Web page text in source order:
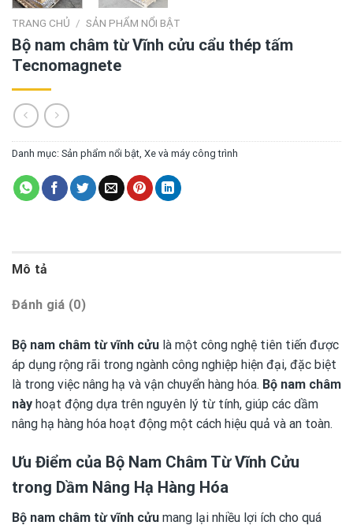
TRANG CHỦ / SẢN PHẨM NỔI BẬT
Bộ nam châm từ Vĩnh cửu cẩu thép tấm
Tecnomagnete
Danh mục: Sản phẩm nổi bật Xe và máy công trình
Mô tả
Đánh giá (0)
Bộ nam châm từ vĩnh cửu là một công nghệ tiên tiến được
áp dụng rộng rãi trong ngành công nghiệp hiện đại, đặc biệt
là trong việc nâng hạ và vận chuyển hàng hóa. Bộ nam châm
này hoạt động dựa trên nguyên lý từ tính, giúp các dầm
nâng hạ hàng hóa hoạt động một cách hiệu quả và an toàn.
Ưu Điểm của Bộ Nam Châm Từ Vĩnh Cửu
trong Dầm Nâng Hạ Hàng Hóa
Bộ nam châm từ vĩnh cửu mang lại nhiều lợi ích cho quá